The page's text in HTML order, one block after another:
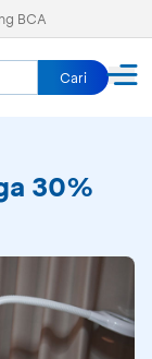
BCA
Cari
30%